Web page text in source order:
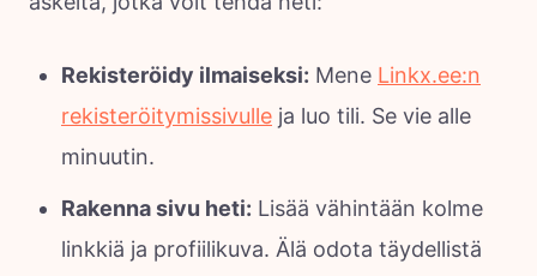
Rekisteröidy ilmaiseksi: Mene Linkx.ee:n
rekisteröitymissivulle ja luo tili. Se vie alle
minuutin.
Rakenna sivu heti: Lisää vähintään kolme
linkkiä ja profiilikuva. Älä odota täydellistä